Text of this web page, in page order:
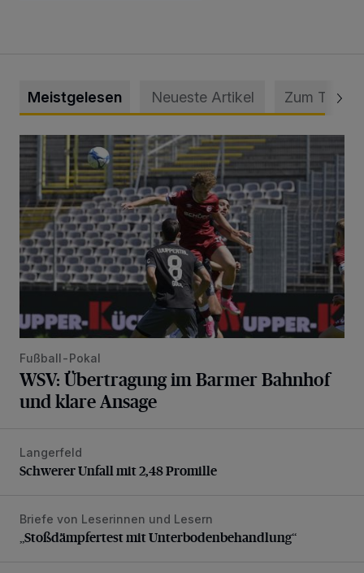
Meistgelesen Neueste Artikel Zum Thema
WSV: Übertragung im Barmer Bahnhof und klare Ansage
Fußball-Pokal
WSV: Übertragung im Barmer Bahnhof
und klare Ansage
Schwerer Unfall mit 2,48 Promille
Langerfeld
Schwerer Unfall mit 2,48 Promille
„Stoßdämpfertest mit Unterbodenbehandlung“
Briefe von Leserinnen und Lesern
„Stoßdämpfertest mit Unterbodenbehandlung“